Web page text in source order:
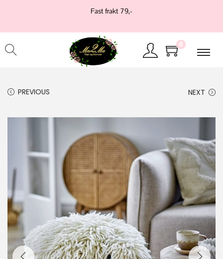
Fast frakt 79,-
0
PREVIOUS NEXT